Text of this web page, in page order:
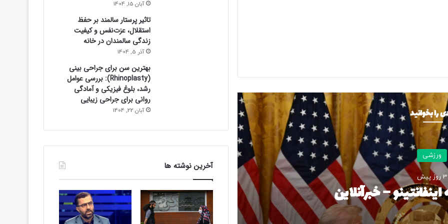
را بخوانید
ورزشی
3 روز پیش
– خبرآنلاین برد استقلال در بازی
آبان 15, 1404
تاثیر پرستار سالمند بر حفظ
استقلال، عزت‌نفس و کیفیت
زندگی سالمندان در خانه
آذر 5, 1404
بهترین سن برای جراحی بینی
(Rhinoplasty): بررسی عوامل
رشد، بلوغ فیزیکی و آمادگی
روانی برای جراحی زیبایی
آبان 22, 1404
آخرین نوشته ها